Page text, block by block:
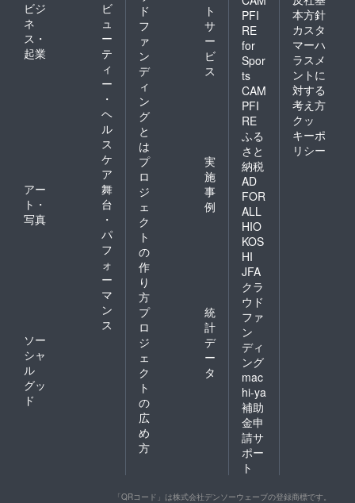
ビジ
ネ
ス・
起業
ビ
ュ
ー
テ
ィ
ー
・
ヘ
ル
ス
ケ
ア
アー
ト・
写真
舞
台
・
パ
フ
ォ
ー
マ
ン
ス
ソー
シャ
ル
グッ
ド
ド
フ
ァ
ン
デ
ィ
ン
グ
と
は
ト
サ
ー
ビ
ス
プ
ロ
ジ
ェ
ク
ト
の
作
り
方
実
施
事
例
プ
ロ
ジ
ェ
ク
ト
の
広
め
方
統
計
デ
ー
タ
PFI
RE
for
Spor
ts
CAM
PFI
RE
ふる
さと
納税
AD
FOR
ALL
HIO
KOS
HI
JFA
クラ
ウド
ファ
ン
ディ
ング
mac
hi-ya
補助
金申
請サ
ポー
ト
本方針
カスタ
マーハ
ラスメ
ントに
対する
考え方
クッ
キーポ
リシー
「QRコード」は株式会社デンソーウェーブの登録商標です。